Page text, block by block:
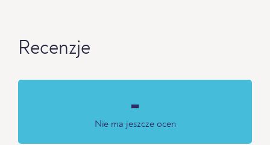
Recenzje
-
Nie ma jeszcze ocen